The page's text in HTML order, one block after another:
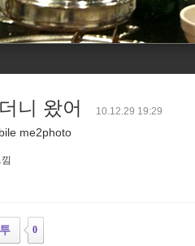
니 왔어 10.12.29 19:29
me2photo
0